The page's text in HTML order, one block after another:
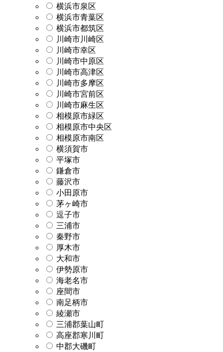
横浜市泉区
横浜市青葉区
横浜市都筑区
川崎市川崎区
川崎市幸区
川崎市中原区
川崎市高津区
川崎市多摩区
川崎市宮前区
川崎市麻生区
相模原市緑区
相模原市中央区
相模原市南区
横須賀市
平塚市
鎌倉市
藤沢市
小田原市
茅ヶ崎市
逗子市
三浦市
秦野市
厚木市
大和市
伊勢原市
海老名市
座間市
南足柄市
綾瀬市
三浦郡葉山町
高座郡寒川町
中郡大磯町